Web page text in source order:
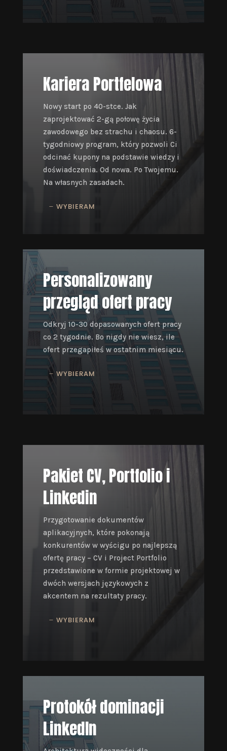
Kariera Portfelowa
Nowy start po 40-stce. Jak
zaprojektować 2-gą połowę życia
zawodowego bez strachu i chaosu. 6-
tygodniowy program, który pozwoli Ci
odcinać kupony na podstawie wiedzy i
doświadczenia. Od nowa. Po Twojemu.
Na własnych zasadach.
WYBIERAM
Personalizowany
przegląd ofert pracy
Odkryj 10-30 dopasowanych ofert pracy
co 2 tygodnie. Bo nigdy nie wiesz, ile
ofert przegapiłeś w ostatnim miesiącu.
WYBIERAM
Pakiet CV, Portfolio i
Linkedin
Przygotowanie dokumentów
aplikacyjnych, które pokonają
konkurentów w wyścigu po najlepszą
ofertę pracy – CV i Project Portfolio
przedstawione w formie projektowej w
dwóch wersjach językowych z
akcentem na rezultaty pracy.
WYBIERAM
Protokół dominacji
LinkedIn